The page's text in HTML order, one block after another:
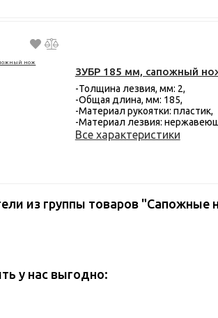
ЗУБР 185 мм, сапожный
-Толщина лезвия, мм: 2,
-Общая длина, мм: 185,
-Материал рукоятки: пластик,
-Материал лезвия:
Все характеристики
из группы товаров "Сапожные
у нас выгодно: